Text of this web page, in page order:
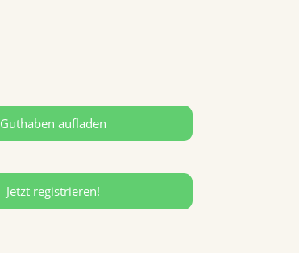
Guthaben aufladen
Jetzt registrieren!